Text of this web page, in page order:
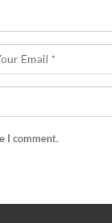
I comment.